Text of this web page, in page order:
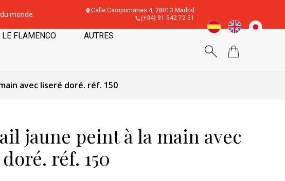
monde.
Calle Campomanes 4, 28013 Madrid
(+34) 91 542 72 51
LE FLAMENCO AUTRES
avec liseré doré. réf. 150
jaune peint à la main avec
réf. 150